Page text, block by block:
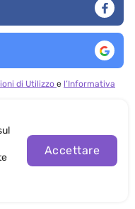
di Utilizzo e l’Informativa
Accettare